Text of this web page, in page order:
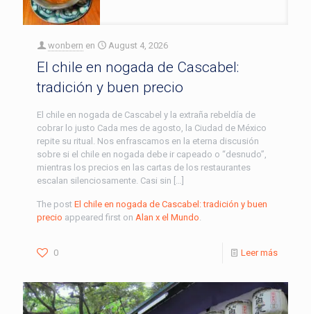
wonbern en August 4, 2026
El chile en nogada de Cascabel:
tradición y buen precio
El chile en nogada de Cascabel y la extraña rebeldía de
cobrar lo justo Cada mes de agosto, la Ciudad de México
repite su ritual. Nos enfrascamos en la eterna discusión
sobre si el chile en nogada debe ir capeado o “desnudo”,
mientras los precios en las cartas de los restaurantes
escalan silenciosamente. Casi sin […]
The post El chile en nogada de Cascabel: tradición y buen
precio appeared first on Alan x el Mundo.
0 Leer más